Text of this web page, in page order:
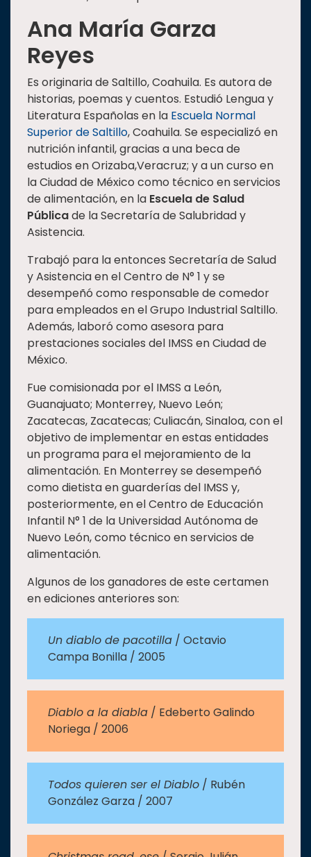
Ana María Garza
Reyes
Es originaria de Saltillo, Coahuila. Es autora de
historias, poemas y cuentos. Estudió Lengua y
Literatura Españolas en la Escuela Normal
Superior de Saltillo, Coahuila. Se especializó en
nutrición infantil, gracias a una beca de
estudios en Orizaba,Veracruz; y a un curso en
la Ciudad de México como técnico en servicios
de alimentación, en la Escuela de Salud
Públicade la Secretaría de Salubridad y
Asistencia.
Trabajó para la entonces Secretaría de Salud
y Asistencia en el Centro de N° 1 y se
desempeñó como responsable de comedor
para empleados en el Grupo Industrial Saltillo.
Además, laboró como asesora para
prestaciones sociales del IMSS en Ciudad de
México.
Fue comisionada por el IMSS a León,
Guanajuato; Monterrey, Nuevo León;
Zacatecas, Zacatecas; Culiacán, Sinaloa, con el
objetivo de implementar en estas entidades
un programa para el mejoramiento de la
alimentación. En Monterrey se desempeñó
como dietista en guarderías del IMSS y,
posteriormente, en el Centro de Educación
Infantil N° 1 de la Universidad Autónoma de
Nuevo León, como técnico en servicios de
alimentación.
Algunos de los ganadores de este certamen
en ediciones anteriores son:
Un diablo de pacotilla / Octavio
Campa Bonilla / 2005
Diablo a la diabla / Edeberto Galindo
Noriega / 2006
Todos quieren ser el Diablo / Rubén
González Garza / 2007